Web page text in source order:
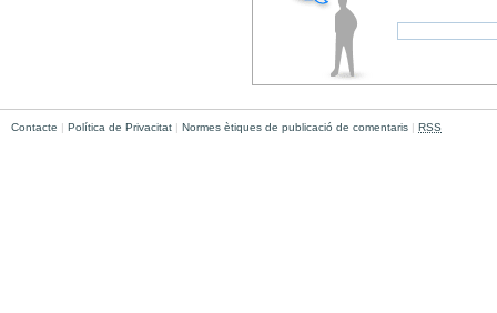
Contacte | Política de Privacitat | Normes ètiques de publicació de comentaris | RSS